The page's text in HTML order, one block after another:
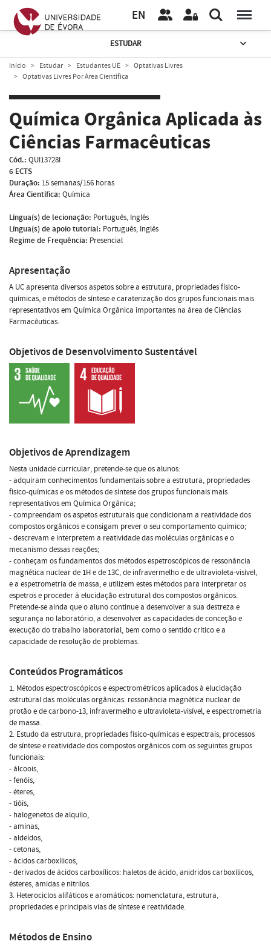
EN
ESTUDAR
Início Estudar Estudantes UÉ
Optativas Livres
Optativas Livres Por Área Científica
Química Orgânica Aplicada às
Ciências Farmacêuticas
Cód.: QUI13728I
6 ECTS
Duração: 15 semanas/156 horas
Área Científica: Química
Língua(s) de lecionação: Português, Inglês
Língua(s) de apoio tutorial: Português, Inglês
Regime de Frequência: Presencial
Apresentação
A UC apresenta diversos aspetos sobre a estrutura, propriedades físico-
químicas, e métodos de síntese e caraterização dos grupos funcionais mais
representativos em Química Orgânica importantes na área de Ciências
Farmacêuticas.
Objetivos de Desenvolvimento Sustentável
Objetivos de Aprendizagem
Nesta unidade curricular, pretende-se que os alunos:
- adquiram conhecimentos fundamentais sobre a estrutura, propriedades
físico-químicas e os métodos de síntese dos grupos funcionais mais
representativos em Química Orgânica;
- compreendam os aspetos estruturais que condicionam a reatividade dos
compostos orgânicos e consigam prever o seu comportamento químico;
- descrevam e interpretem a reatividade das moléculas orgânicas e o
mecanismo dessas reações;
- conheçam os fundamentos dos métodos espetroscópicos de ressonância
magnética nuclear de 1H e de 13C, de infravermelho e de ultravioleta-visível,
e a espetrometria de massa, e utilizem estes métodos para interpretar os
espetros e proceder à elucidação estrutural dos compostos orgânicos.
Pretende-se ainda que o aluno continue a desenvolver a sua destreza e
segurança no laboratório, a desenvolver as capacidades de conceção e
execução do trabalho laboratorial, bem como o sentido crítico e a
capacidade de resolução de problemas.
Conteúdos Programáticos
1. Métodos espectroscópicos e espectrométricos aplicados à elucidação
estrutural das moléculas orgânicas: ressonância magnética nuclear de
protão e de carbono-13, infravermelho e ultravioleta-visível, e espectrometria
de massa.
2. Estudo da estrutura, propriedades físico-químicas e espectrais, processos
de síntese e reatividade dos compostos orgânicos com os seguintes grupos
funcionais:
- álcoois,
- fenóis,
- éteres,
- tióis,
- halogenetos de alquilo,
- aminas,
- aldeídos,
- cetonas,
- ácidos carboxílicos,
- derivados de ácidos carboxílicos: haletos de ácido, anidridos carboxílicos,
ésteres, amidas e nitrilos.
3. Heterociclos alifáticos e aromáticos: nomenclatura, estrutura,
propriedades e principais vias de síntese e reatividade.
Métodos de Ensino